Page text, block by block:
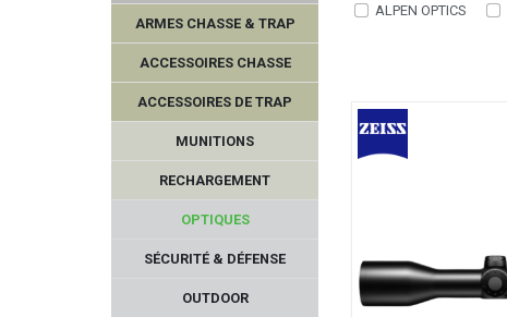
ARMES CHASSE & TRAP
ACCESSOIRES CHASSE
ACCESSOIRES DE TRAP
MUNITIONS
RECHARGEMENT
OPTIQUES
SÉCURITÉ & DÉFENSE
OUTDOOR
ALPEN OPTICS